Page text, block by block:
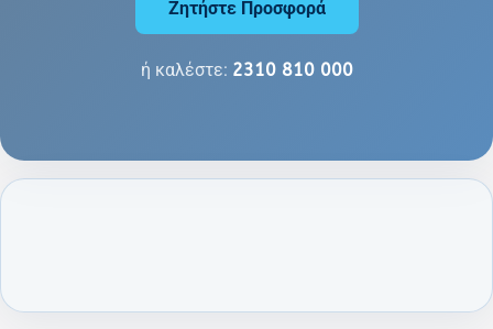
Ζητήστε Προσφορά
ή καλέστε: 2310 810 000